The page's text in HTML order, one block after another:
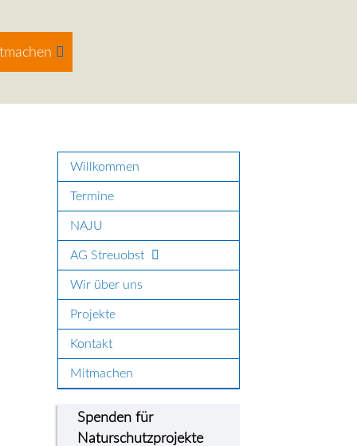
Willkommen
Termine
NAJU
AG Streuobst
Wir über uns
Projekte
Kontakt
Mitmachen
Spenden für
Naturschutzprojekte